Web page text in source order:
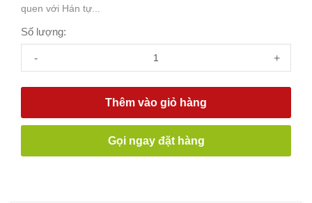
quen với Hán tự...
Số lượng:
- +
Thêm vào giỏ hàng
Gọi ngay đặt hàng